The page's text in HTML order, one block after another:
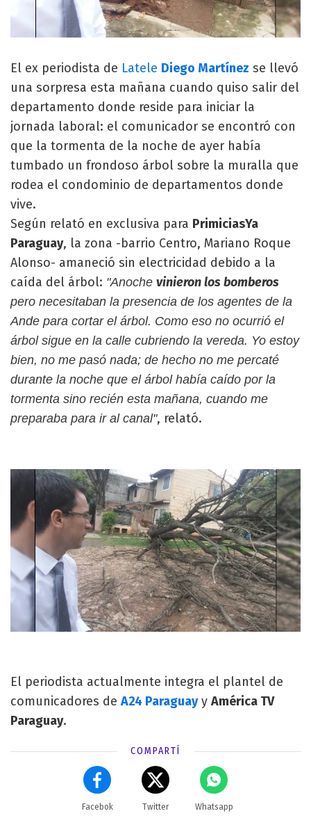
El ex periodista de Latele Diego Martínez se llevó
una sorpresa esta mañana cuando quiso salir del
departamento donde reside para iniciar la
jornada laboral: el comunicador se encontró con
que la tormenta de la noche de ayer había
tumbado un frondoso árbol sobre la muralla que
rodea el condominio de departamentos donde
vive.
Según relató en exclusiva para PrimiciasYa
Paraguay, la zona -barrio Centro, Mariano Roque
Alonso- amaneció sin electricidad debido a la
caída del árbol: "Anoche vinieron los bomberos
pero necesitaban la presencia de los agentes de la
Ande para cortar el árbol. Como eso no ocurrió el
árbol sigue en la calle cubriendo la vereda. Yo estoy
bien, no me pasó nada; de hecho no me percaté
durante la noche que el árbol había caído por la
tormenta sino recién esta mañana, cuando me
preparaba para ir al canal", relató.
El periodista actualmente integra el plantel de
comunicadores de A24 Paraguayy América TV
Paraguay.
COMPARTÍ
Facebok Twitter Whatsapp